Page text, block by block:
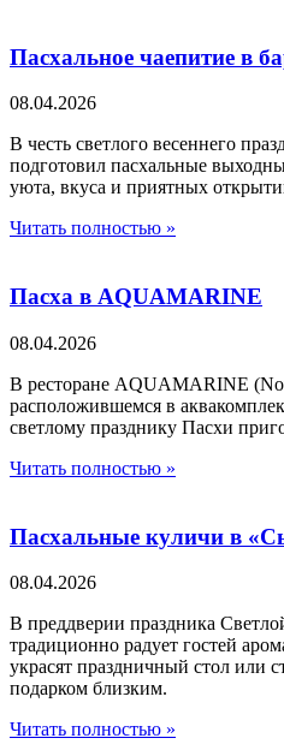
Пасхальное чаепитие в
08.04.2026
В честь светлого весеннего
подготовил пасхальные
уюта, вкуса и приятных
Читать полностью »
Пасха в AQUAMARINE
08.04.2026
В ресторане AQUAMARINE
расположившемся в
светлому празднику Пасхи
Читать полностью »
Пасхальные куличи в
08.04.2026
В преддверии праздника
традиционно радует гостей
украсят праздничный стол или
подарком близким.
Читать полностью »